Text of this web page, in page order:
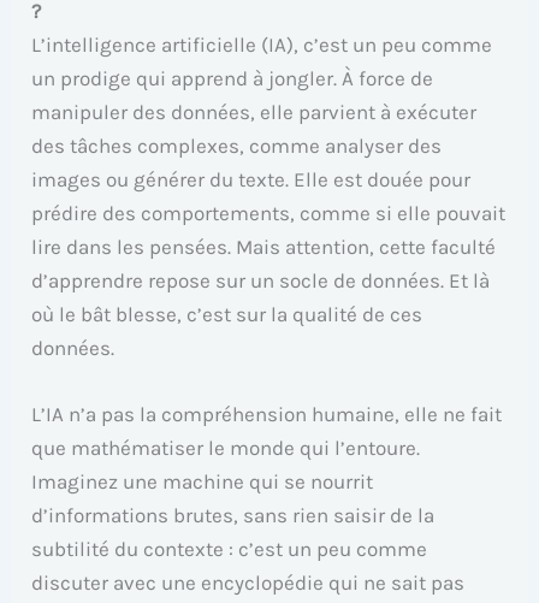
?
L’intelligence artificielle (IA), c’est un peu comme
un prodige qui apprend à jongler. À force de
manipuler des données, elle parvient à exécuter
des tâches complexes, comme analyser des
images ou générer du texte. Elle est douée pour
prédire des comportements, comme si elle pouvait
lire dans les pensées. Mais attention, cette faculté
d’apprendre repose sur un socle de données. Et là
où le bât blesse, c’est sur la qualité de ces
données.
L’IA n’a pas la compréhension humaine, elle ne fait
que mathématiser le monde qui l’entoure.
Imaginez une machine qui se nourrit
d’informations brutes, sans rien saisir de la
subtilité du contexte : c’est un peu comme
discuter avec une encyclopédie qui ne sait pas